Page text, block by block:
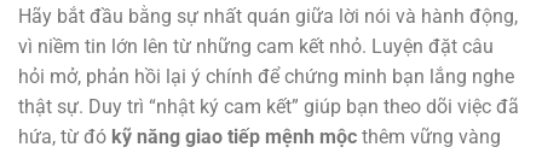
Hãy bắt đầu bằng sự nhất quán giữa lời nói và hành động,
vì niềm tin lớn lên từ những cam kết nhỏ. Luyện đặt câu
hỏi mở, phản hồi lại ý chính để chứng minh bạn lắng nghe
thật sự. Duy trì “nhật ký cam kết” giúp bạn theo dõi việc đã
hứa, từ đó kỹ năng giao tiếp mệnh mộc thêm vững vàng